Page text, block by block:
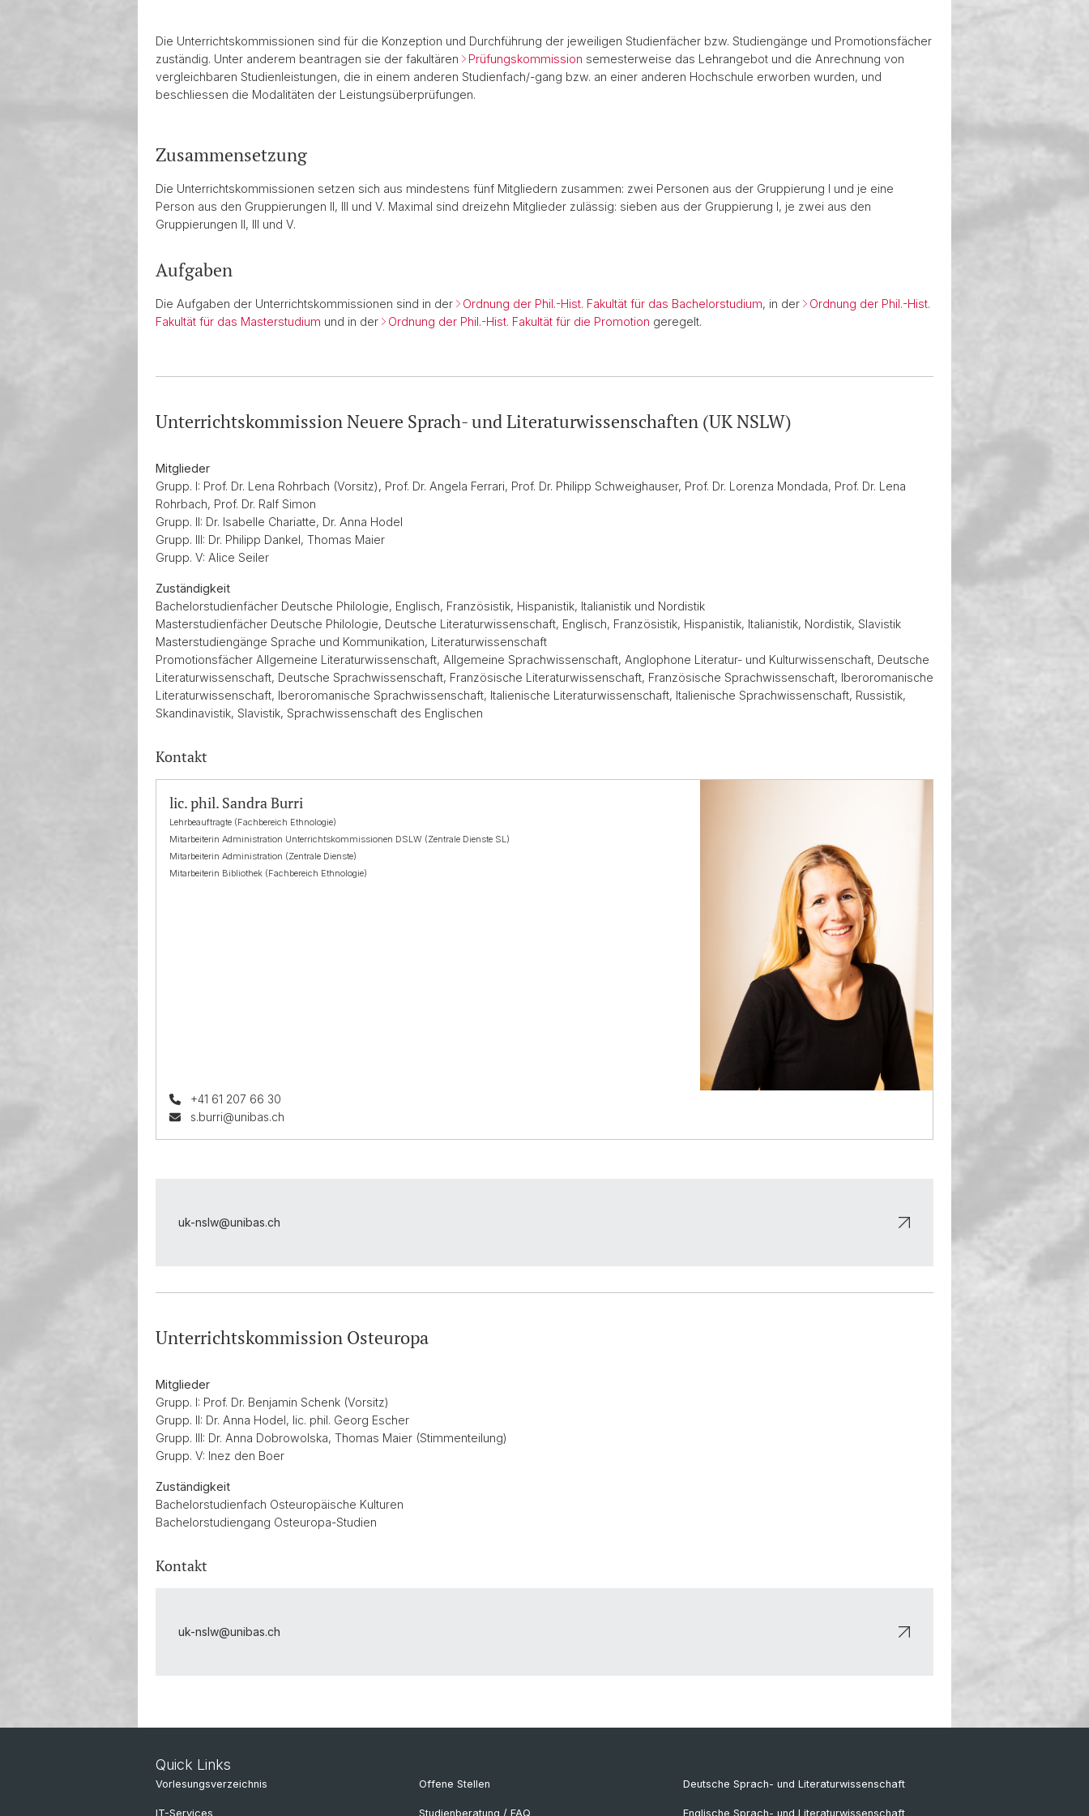
Die Unterrichtskommissionen sind für die Konzeption und Durchführung der jeweiligen Studienfächer bzw. Studiengänge und Promotionsfächer
zuständig. Unter anderem beantragen sie der fakultären
Prüfungskommission semesterweise das Lehrangebot und die Anrechnung von
vergleichbaren Studienleistungen, die in einem anderen Studienfach/-gang bzw. an einer anderen Hochschule erworben wurden, und
beschliessen die Modalitäten der Leistungsüberprüfungen.
Zusammensetzung
Die Unterrichtskommissionen setzen sich aus mindestens fünf Mitgliedern zusammen: zwei Personen aus der Gruppierung I und je eine
Person aus den Gruppierungen II, III und V. Maximal sind dreizehn Mitglieder zulässig: sieben aus der Gruppierung I, je zwei aus den
Gruppierungen II, III und V.
Aufgaben
Die Aufgaben der Unterrichtskommissionen sind in der Ordnung der Phil.-Hist. Fakultät für das Bachelorstudium, in der
Ordnung der Phil.-Hist.
Fakultät für das Masterstudium und in der Ordnung der Phil.-Hist. Fakultät für die Promotion geregelt.
Unterrichtskommission Neuere Sprach- und Literaturwissenschaften (UK NSLW)
Mitglieder
Grupp. I: Prof. Dr. Lena Rohrbach (Vorsitz), Prof. Dr. Angela Ferrari, Prof. Dr. Philipp Schweighauser, Prof. Dr. Lorenza Mondada, Prof. Dr. Lena
Rohrbach, Prof. Dr. Ralf Simon
Grupp. II: Dr. Isabelle Chariatte, Dr. Anna Hodel
Grupp. III: Dr. Philipp Dankel, Thomas Maier
Grupp. V: Alice Seiler
Zuständigkeit
Bachelorstudienfächer Deutsche Philologie, Englisch, Französistik, Hispanistik, Italianistik und Nordistik
Masterstudienfächer Deutsche Philologie, Deutsche Literaturwissenschaft, Englisch, Französistik, Hispanistik, Italianistik, Nordistik, Slavistik
Masterstudiengänge Sprache und Kommunikation, Literaturwissenschaft
Promotionsfächer Allgemeine Literaturwissenschaft, Allgemeine Sprachwissenschaft, Anglophone Literatur- und Kulturwissenschaft, Deutsche
Literaturwissenschaft, Deutsche Sprachwissenschaft, Französische Literaturwissenschaft, Französische Sprachwissenschaft, Iberoromanische
Literaturwissenschaft, Iberoromanische Sprachwissenschaft, Italienische Literaturwissenschaft, Italienische Sprachwissenschaft, Russistik,
Skandinavistik, Slavistik, Sprachwissenschaft des Englischen
Kontakt
lic. phil. Sandra Burri
Lehrbeauftragte (Fachbereich Ethnologie)
Mitarbeiterin Administration Unterrichtskommissionen DSLW (Zentrale Dienste SL)
Mitarbeiterin Administration (Zentrale Dienste)
Mitarbeiterin Bibliothek (Fachbereich Ethnologie)
+41 61 207 66 30
s.burri@unibas.ch
uk-nslw@unibas.ch
Unterrichtskommission Osteuropa
Mitglieder
Grupp. I: Prof. Dr. Benjamin Schenk (Vorsitz)
Grupp. II: Dr. Anna Hodel, lic. phil. Georg Escher
Grupp. III: Dr. Anna Dobrowolska, Thomas Maier (Stimmenteilung)
Grupp. V: Inez den Boer
Zuständigkeit
Bachelorstudienfach Osteuropäische Kulturen
Bachelorstudiengang Osteuropa-Studien
Kontakt
uk-nslw@unibas.ch
Quick Links
Vorlesungsverzeichnis
IT-Services
Offene Stellen
Studienberatung / FAQ
Deutsche Sprach- und Literaturwissenschaft
Englische Sprach- und Literaturwissenschaft